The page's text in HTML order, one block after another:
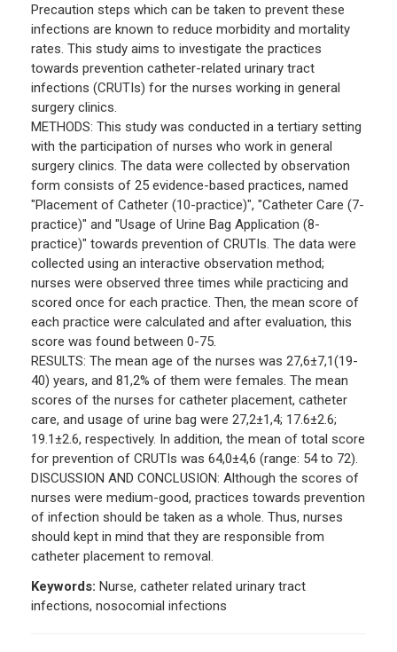
Precaution steps which can be taken to prevent these
infections are known to reduce morbidity and mortality
rates. This study aims to investigate the practices
towards prevention catheter-related urinary tract
infections (CRUTIs) for the nurses working in general
surgery clinics.
METHODS: This study was conducted in a tertiary setting
with the participation of nurses who work in general
surgery clinics. The data were collected by observation
form consists of 25 evidence-based practices, named
"Placement of Catheter (10-practice)", "Catheter Care (7-
practice)" and "Usage of Urine Bag Application (8-
practice)" towards prevention of CRUTIs. The data were
collected using an interactive observation method;
nurses were observed three times while practicing and
scored once for each practice. Then, the mean score of
each practice were calculated and after evaluation, this
score was found between 0-75.
RESULTS: The mean age of the nurses was 27,6±7,1(19-
40) years, and 81,2% of them were females. The mean
scores of the nurses for catheter placement, catheter
care, and usage of urine bag were 27,2±1,4; 17.6±2.6;
19.1±2.6, respectively. In addition, the mean of total score
for prevention of CRUTIs was 64,0±4,6 (range: 54 to 72).
DISCUSSION AND CONCLUSION: Although the scores of
nurses were medium-good, practices towards prevention
of infection should be taken as a whole. Thus, nurses
should kept in mind that they are responsible from
catheter placement to removal.
Keywords: Nurse, catheter related urinary tract
infections, nosocomial infections